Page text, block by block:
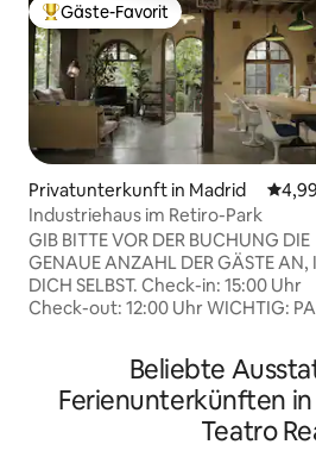
Beliebter Gäste-Favorit.
Gäste-Favorit
Privatunterkunft in Madrid
Industriehaus im Retiro-Park
GIB BITTE VOR DER BUCHUNG DIE
GENAUE ANZAHL DER GÄSTE AN,
DICH SELBST. Check-in: 15:00 Uhr
Check-out: 12:00 Uhr WICHTIG: PARTYS
FÜR FILME, WERBUNG, YOUTUBE-
KANÄLE, VLOGS usw. sind
VOLLSTÄNDIG VERBOTEN.
GRUNDLEGENDE AUFNAHMEN
JEGLICHER ART, außer für den
Beliebte
Ferienunterkünften
Teatro